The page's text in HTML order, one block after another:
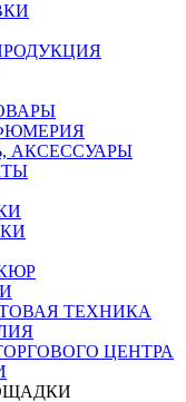
АКСЕССУАРЫ
ТЕХНИКА
ЦЕНТРА